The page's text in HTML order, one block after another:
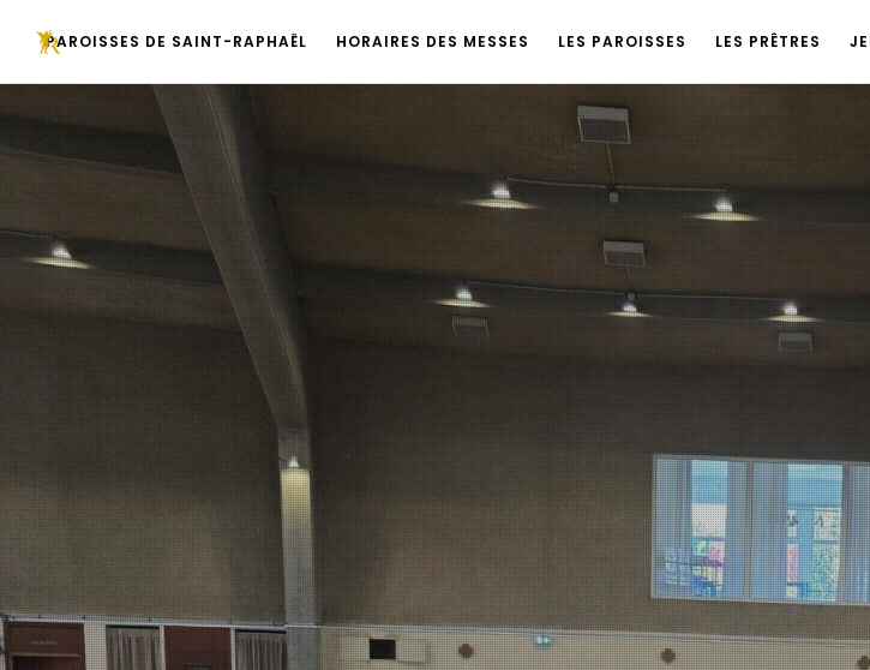
PAROISSES DE SAINT-RAPHAËL HORAIRES DES MESSES LES PAROISSES LES PRÊTRES